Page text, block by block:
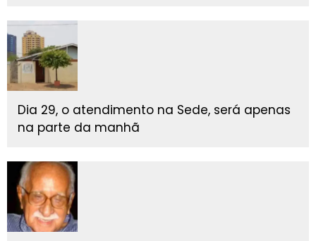
Dia 29, o atendimento na Sede, será apenas
na parte da manhã